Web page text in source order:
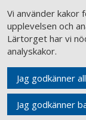
Vi använder kakor
upplevelsen och
Lärtorget har vi
analyskakor.
Jag godkänner
Jag godkänner